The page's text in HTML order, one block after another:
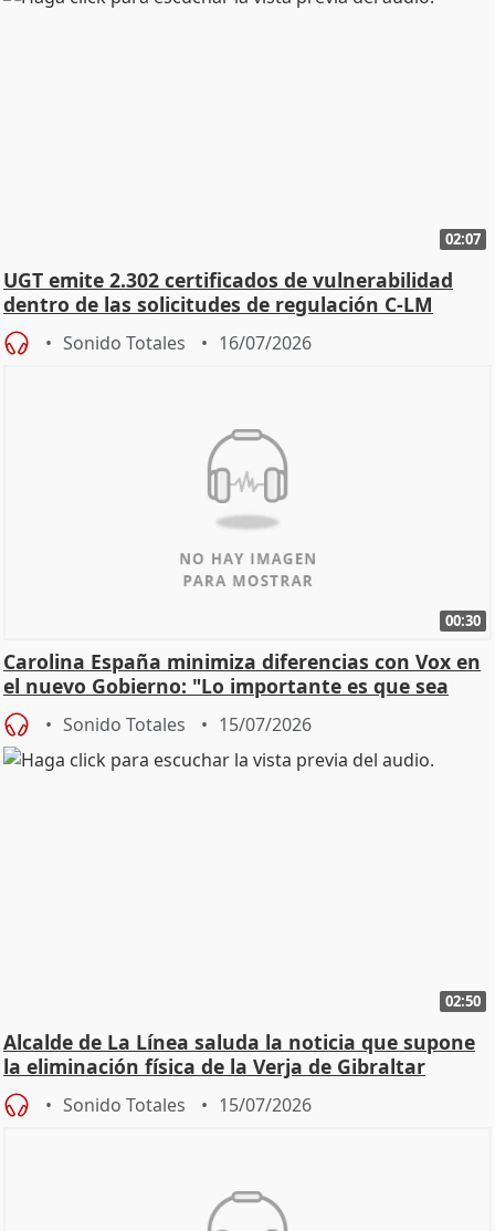
02:07
UGT emite 2.302 certificados de vulnerabilidad
dentro de las solicitudes de regulación C-LM
Sonido Totales 16/07/2026
00:30
Carolina España minimiza diferencias con Vox en
el nuevo Gobierno: "Lo importante es que sea
una leg
Sonido Totales 15/07/2026
02:50
Alcalde de La Línea saluda la noticia que supone
la eliminación física de la Verja de Gibraltar
Sonido Totales 15/07/2026